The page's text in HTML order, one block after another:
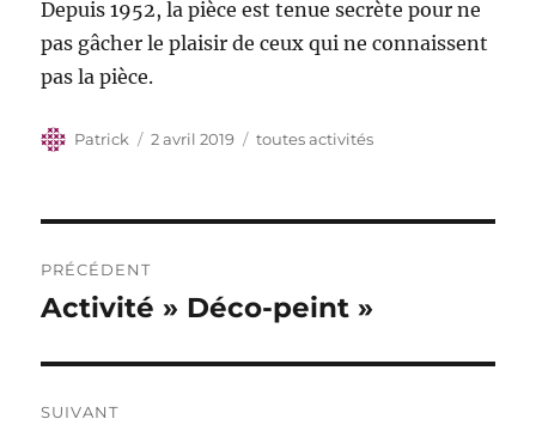
Depuis 1952, la pièce est tenue secrète pour ne
pas gâcher le plaisir de ceux qui ne connaissent
pas la pièce.
Auteur
Patrick
Publié
2 avril 2019 Catégories
toutes activités
de
PRÉCÉDENT
Publication
Activité » Déco-peint »
SUIVANT